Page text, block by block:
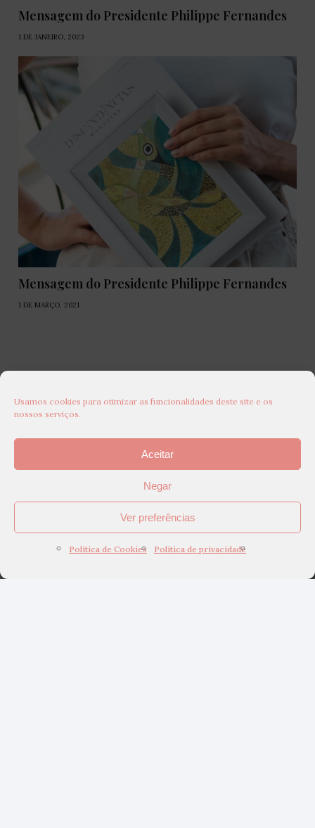
Usamos cookies para otimizar as funcionalidades deste site e os
nossos serviços.
Aceitar
Negar
Ver preferências
Política de Cookies Política de privacidade
Mensagem do Presidente Philippe Fernandes
1 DE JANEIRO, 2023
Mensagem do Presidente Philippe Fernandes
1 DE MARÇO, 2021